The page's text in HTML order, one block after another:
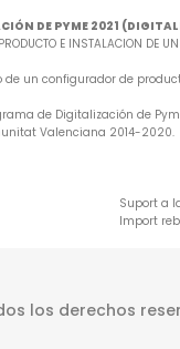
DE PYME 2021
PRODUCTO E INSTALACION
de un configurador de
de Digitalización de
Valenciana 2014-2020.
Suport a
Import
los derechos